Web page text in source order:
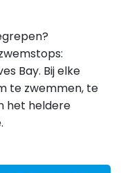
Bay. Bij elke
te zwemmen, te
het heldere